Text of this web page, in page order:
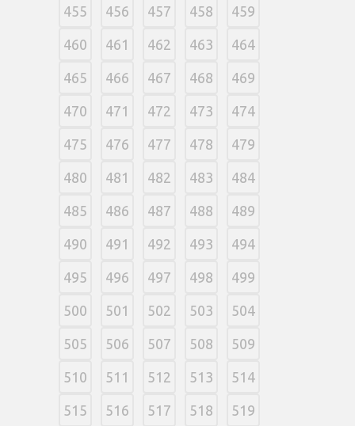
455 456 457 458 459
460 461 462 463 464
465 466 467 468 469
470 471 472 473 474
475 476 477 478 479
480 481 482 483 484
485 486 487 488 489
490 491 492 493 494
495 496 497 498 499
500 501 502 503 504
505 506 507 508 509
510 511 512 513 514
515 516 517 518 519